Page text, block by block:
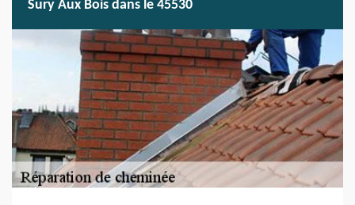
Sury Aux Bois dans le 45530